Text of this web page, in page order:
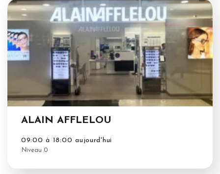
ALAIN AFFLELOU
09:00 à 18:00 aujourd'hui
Niveau 0